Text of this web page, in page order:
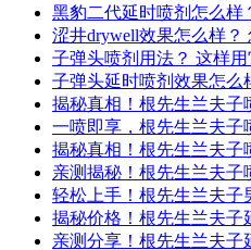
黑豹二代延时喷剂怎么样
涩井drywell效果怎么样？
子弹头喷剂用法？ 这样
子弹头延时喷剂效果怎么
揭秘真相！根先生兰夫子
一喷即享，根先生兰夫子
揭秘真相！根先生兰夫子
亲测揭秘！根先生兰夫子
轻松上手！根先生兰夫子
揭秘价格！根先生兰夫子
亲测分享！根先生兰夫子